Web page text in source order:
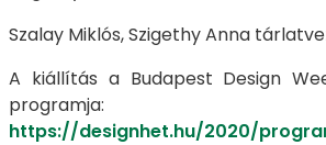
Szalay Miklós, Szigethy Anna
A kiállítás a Budapest Design
programja:
https://designhet.hu/2020/